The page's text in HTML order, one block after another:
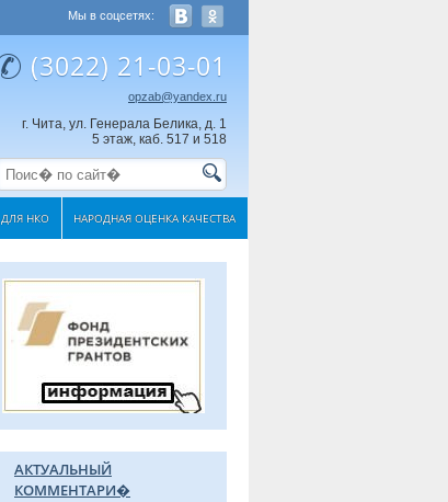
Мы в соцсетях:
(3022) 21-03-01
opzab@yandex.ru
г. Чита, ул. Генерала Белика, д. 1
5 этаж, каб. 517 и 518
ДЛЯ НКО НАРОДНАЯ ОЦЕНКА КАЧЕСТВА
АКТУАЛЬНЫЙ
КОММЕНТАРИ�